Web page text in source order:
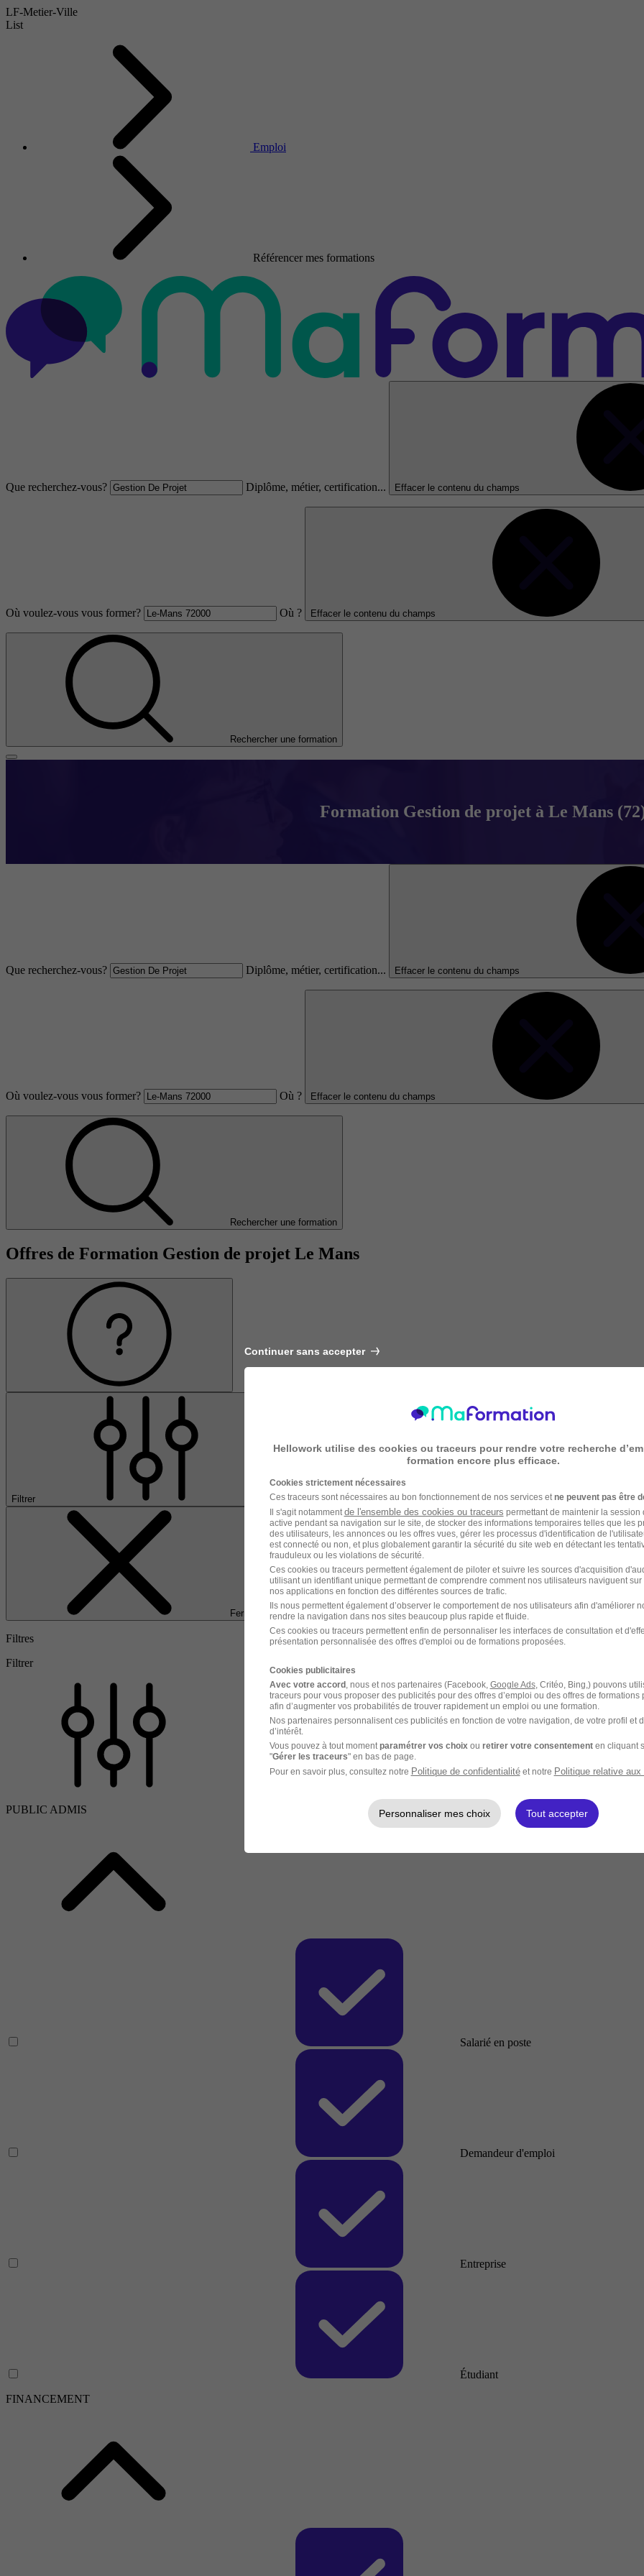
LF-Metier-Ville
List
Emploi
Référencer mes formations
Que recherchez-vous? Diplôme, métier, certification... Effacer le contenu du champs
Où voulez-vous vous former? Où ? Effacer le contenu du champs
Rechercher une formation
Formation Gestion de projet à Le Mans
Que recherchez-vous? Diplôme, métier, certification... Effacer le contenu du champs
Où voulez-vous vous former? Où ? Effacer le contenu du champs
Rechercher une formation
Offres de Formation Gestion de projet Le Mans
Filtrer
Fermer
Filtres
Filtrer
PUBLIC ADMIS
Salarié en poste
Demandeur d'emploi
Entreprise
Étudiant
FINANCEMENT
Continuer sans accepter
Hellowork utilise des cookies ou traceurs pour rendre votre recherche
formation encore plus efficace.
Cookies strictement nécessaires
Ces traceurs sont nécessaires au bon fonctionnement de nos services et ne peuvent pas être
Il s'agit notamment de l'ensemble des cookies ou traceurs permettant de maintenir la session
active pendant sa navigation sur le site, de stocker des informations temporaires telles que les
des utilisateurs, les annonces ou les offres vues, gérer les processus d'identification de
est connecté ou non, et plus globalement garantir la sécurité du site web en détectant les
frauduleux ou les violations de sécurité.
Ces cookies ou traceurs permettent également de piloter et suivre les sources d'acquisition
utilisant un identifiant unique permettant de comprendre comment nos utilisateurs naviguent sur
nos applications en fonction des différentes sources de trafic.
Ils nous permettent également d’observer le comportement de nos utilisateurs afin d'améliorer
rendre la navigation dans nos sites beaucoup plus rapide et fluide.
Ces cookies ou traceurs permettent enfin de personnaliser les interfaces de consultation et
présentation personnalisée des offres d'emploi ou de formations proposées.
Cookies publicitaires
Avec votre accord, nous et nos partenaires (Facebook, Google Ads, Critéo, Bing,) pouvons
traceurs pour vous proposer des publicités pour des offres d’emploi ou des offres de formations
afin d’augmenter vos probabilités de trouver rapidement un emploi ou une formation.
Nos partenaires personnalisent ces publicités en fonction de votre navigation, de votre profil et
d’intérêt.
Vous pouvez à tout moment paramétrer vos choix ou retirer votre consentementen cliquant
"Gérer les traceurs" en bas de page.
Pour en savoir plus, consultez notre Politique de confidentialitéet notre Politique relative aux
Personnaliser mes choix Tout accepter